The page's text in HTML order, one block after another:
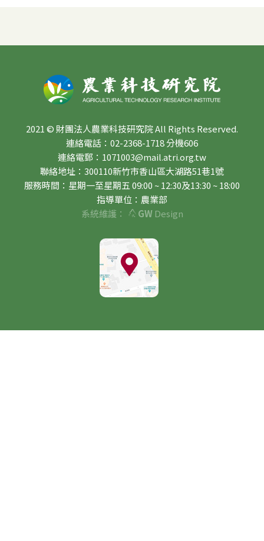
2021 © 財團法人農業科技研究院 All Rights Reserved.
連絡電話：02-2368-1718 分機606
連絡電郵：1071003@mail.atri.org.tw
聯絡地址：300110新竹市香山區大湖路51巷1號
服務時間：星期一至星期五 09:00 ~ 12:30及13:30 ~ 18:00
指導單位：農業部
系統維護：
GWDesign